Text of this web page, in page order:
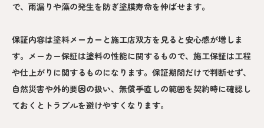
で、雨漏りや藻の発生を防ぎ塗膜寿命を伸ばせます。
保証内容は塗料メーカーと施工店双方を見ると安心感が増しま
す。メーカー保証は塗料の性能に関するもので、施工保証は工程
や仕上がりに関するものになります。保証期間だけで判断せず、
自然災害や外的要因の扱い、無償手直しの範囲を契約時に確認し
ておくとトラブルを避けやすくなります。